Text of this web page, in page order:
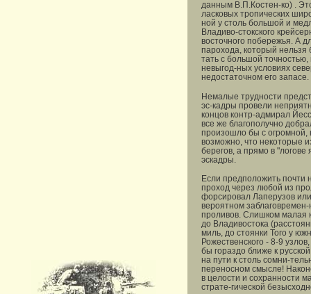
данным В.П.Костен-ко) .
ласковых тропических
ной у столь большой и
Владиво-стокского
восточного побережья. А
парохода, который нельзя
тать с большой
невыгод-ных условиях
недостаточном его запасе.
Немалые трудности
эс-кадры провели
концов контр-адмирал
все же благополучно
произошло бы с огромной,
возможно, что некоторые
берегов, а прямо в
эскадры.
Если предположить почти
проход через любой из
форсировал Лаперузов
вероятном
проливов. Слишком малая
до Владивостока
миль, до стоянки Того у
Рожественского - 8-9
бы гораздо ближе к
на пути к столь сомни-
переносном смысле!
в целости и сохранности
страте-гической